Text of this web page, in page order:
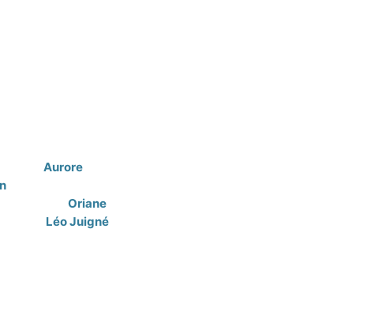
Aurore
, membre du pôle R&D
Oriane
Léo Juigné,
& responsable